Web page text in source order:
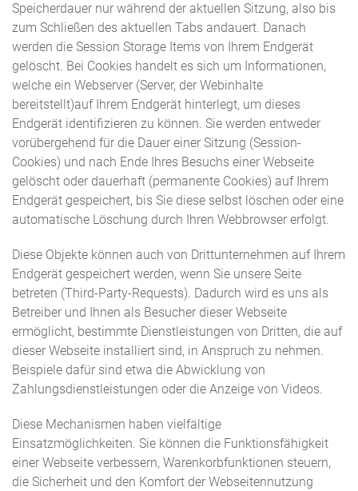
Speicherdauer nur während der aktuellen Sitzung, also bis
zum Schließen des aktuellen Tabs andauert. Danach
werden die Session Storage Items von Ihrem Endgerät
gelöscht. Bei Cookies handelt es sich um Informationen,
welche ein Webserver (Server, der Webinhalte
bereitstellt)auf Ihrem Endgerät hinterlegt, um dieses
Endgerät identifizieren zu können. Sie werden entweder
vorübergehend für die Dauer einer Sitzung (Session-
Cookies) und nach Ende Ihres Besuchs einer Webseite
gelöscht oder dauerhaft (permanente Cookies) auf Ihrem
Endgerät gespeichert, bis Sie diese selbst löschen oder eine
automatische Löschung durch Ihren Webbrowser erfolgt.
Diese Objekte können auch von Drittunternehmen auf Ihrem
Endgerät gespeichert werden, wenn Sie unsere Seite
betreten (Third-Party-Requests). Dadurch wird es uns als
Betreiber und Ihnen als Besucher dieser Webseite
ermöglicht, bestimmte Dienstleistungen von Dritten, die auf
dieser Webseite installiert sind, in Anspruch zu nehmen.
Beispiele dafür sind etwa die Abwicklung von
Zahlungsdienstleistungen oder die Anzeige von Videos.
Diese Mechanismen haben vielfältige
Einsatzmöglichkeiten. Sie können die Funktionsfähigkeit
einer Webseite verbessern, Warenkorbfunktionen steuern,
die Sicherheit und den Komfort der Webseitennutzung